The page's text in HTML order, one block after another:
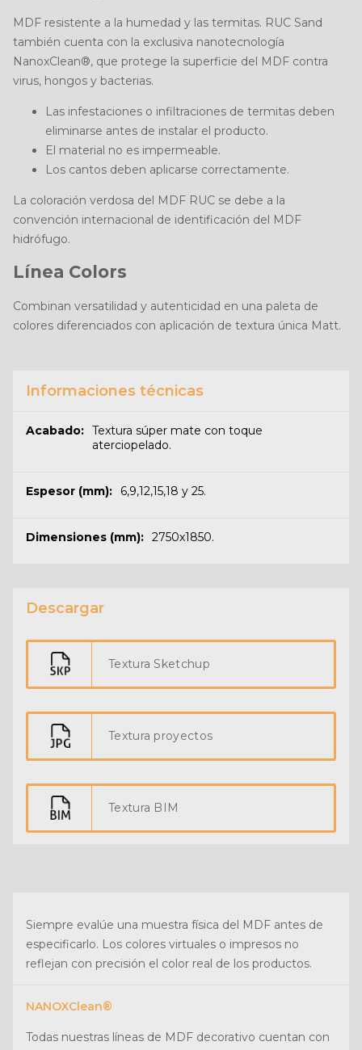
MDF resistente a la humedad y las termitas. RUC Sand
también cuenta con la exclusiva nanotecnología
NanoxClean®, que protege la superficie del MDF contra
virus, hongos y bacterias.
Las infestaciones o infiltraciones de termitas deben
eliminarse antes de instalar el producto.
El material no es impermeable.
Los cantos deben aplicarse correctamente.
La coloración verdosa del MDF RUC se debe a la
convención internacional de identificación del MDF
hidrófugo.
Línea Colors
Combinan versatilidad y autenticidad en una paleta de
colores diferenciados con aplicación de textura única Matt.
Informaciones técnicas
Acabado: Textura súper mate con toque
aterciopelado.
Espesor (mm): 6,9,12,15,18 y 25.
Dimensiones (mm): 2750x1850.
Descargar
Textura Sketchup
Textura proyectos
Textura BIM
Siempre evalúe una muestra física del MDF antes de
especificarlo. Los colores virtuales o impresos no
reflejan con precisión el color real de los productos.
NANOXClean®
Todas nuestras líneas de MDF decorativo cuentan con